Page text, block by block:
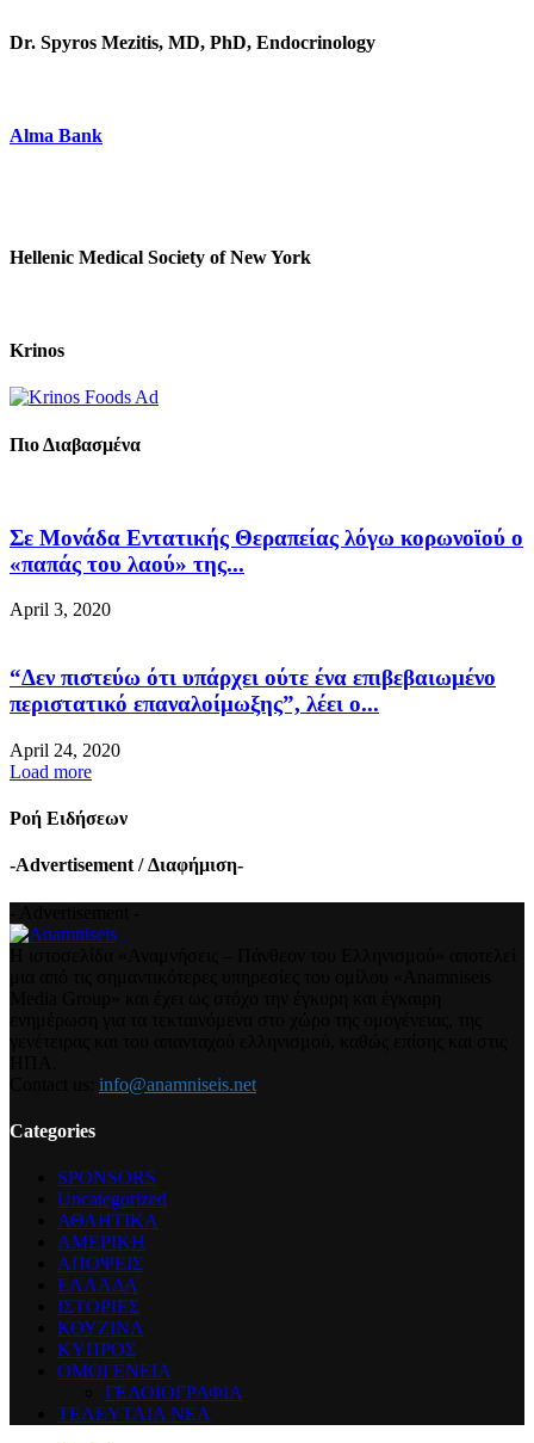
Dr. Spyros Mezitis, MD, PhD, Endocrinology
Alma Bank
Hellenic Medical Society of New York
Krinos
Πιο Διαβασμένα
Σε Μονάδα Εντατικής Θεραπείας λόγω κορωνοϊού ο
«παπάς του λαού» της...
April 3, 2020
“Δεν πιστεύω ότι υπάρχει ούτε ένα επιβεβαιωμένο
περιστατικό επαναλοίμωξης”, λέει ο...
April 24, 2020
Load more
Ροή Ειδήσεων
-Advertisement / Διαφήμιση-
info@anamniseis.net
Categories
SPONSORS
Uncategorized
ΑΘΛΗΤΙΚΑ
ΑΜΕΡΙΚΗ
ΑΠΟΨΕΙΣ
ΕΛΛΑΔΑ
ΙΣΤΟΡΙΕΣ
ΚΟΥΖΙΝΑ
ΚΥΠΡΟΣ
ΟΜΟΓΕΝΕΙΑ
ΓΕΛΟΙΟΓΡΑΦΙΑ
ΤΕΛΕΥΤΑΙΑ ΝΕΑ